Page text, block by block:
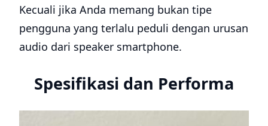
Kecuali jika Anda memang bukan tipe
pengguna yang terlalu peduli dengan urusan
audio dari speaker smartphone.
Spesifikasi dan Performa